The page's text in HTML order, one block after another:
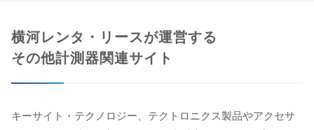
横河レンタ・リースが運営する
その他計測器関連サイト
キーサイト・テクノロジー、テクトロニクス製品やアクセサ